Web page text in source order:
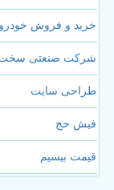
خرید و فروش خودرو
شرکت صنعتی
طراحی سایت
فیش حج
قیمت بیسیم